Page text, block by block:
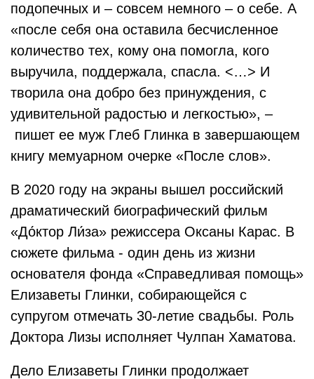
подопечных и – совсем немного – о себе. А
«после себя она оставила бесчисленное
количество тех, кому она помогла, кого
выручила, поддержала, спасла. <…> И
творила она добро без принуждения, с
удивительной радостью и легкостью», –
пишет ее муж Глеб Глинка в завершающем
книгу мемуарном очерке «После слов».
В 2020 году на экраны вышел российский
драматический биографический фильм
«До́ктор Ли́за» режиссера Оксаны Карас. В
сюжете фильма - один день из жизни
основателя фонда «Справедливая помощь»
Елизаветы Глинки, собирающейся с
супругом отмечать 30-летие свадьбы. Роль
Доктора Лизы исполняет Чулпан Хаматова.
Дело Елизаветы Глинки продолжает